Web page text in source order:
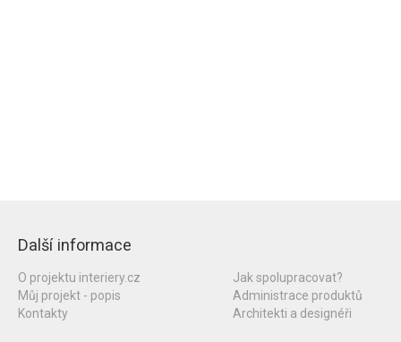
Další informace
O projektu interiery.cz
Můj projekt - popis
Kontakty
Jak spolupracovat?
Administrace produktů
Architekti a designéři